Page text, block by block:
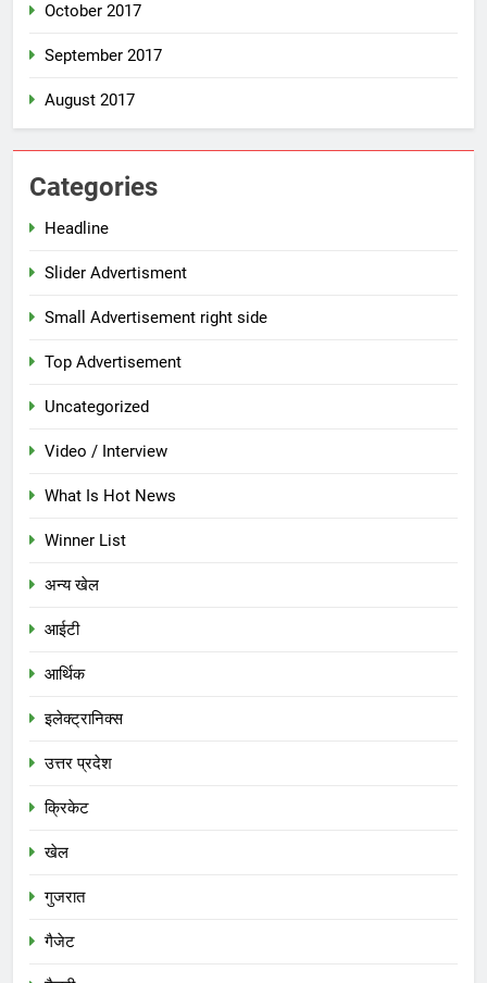
October 2017
September 2017
August 2017
Categories
Headline
Slider Advertisment
Small Advertisement right side
Top Advertisement
Uncategorized
Video / Interview
What Is Hot News
Winner List
अन्य खेल
आईटी
आर्थिक
इलेक्ट्रानिक्स
उत्तर प्रदेश
क्रिकेट
खेल
गुजरात
गैजेट